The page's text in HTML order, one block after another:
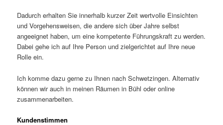
Dadurch erhalten Sie innerhalb kurzer Zeit wertvolle Einsichten
und Vorgehensweisen, die andere sich über Jahre selbst
angeeignet haben, um eine kompetente Führungskraft zu werden.
Dabei gehe ich auf Ihre Person und zielgerichtet auf Ihre neue
Rolle ein.
Ich komme dazu gerne zu Ihnen nach Schwetzingen. Alternativ
können wir auch in meinen Räumen in Bühl oder online
zusammenarbeiten.
Kundenstimmen